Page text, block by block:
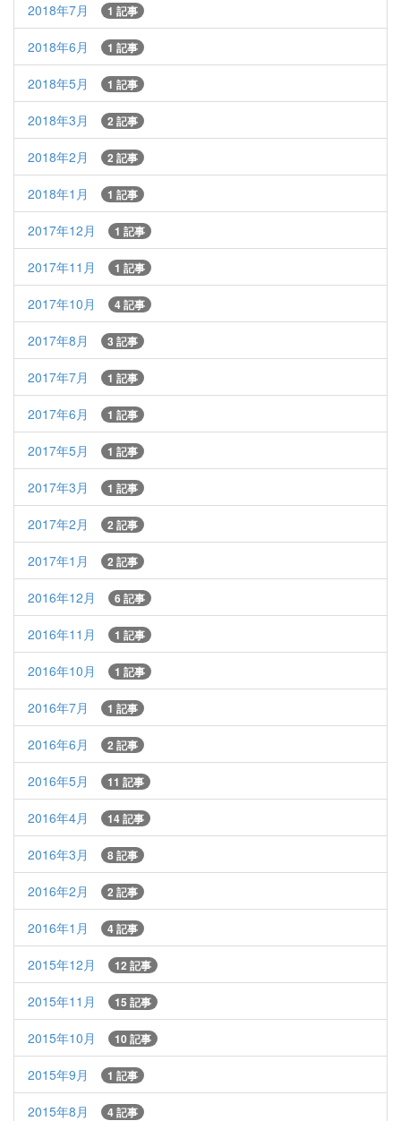
2018年7月 1 記事
2018年6月 1 記事
2018年5月 1 記事
2018年3月 2 記事
2018年2月 2 記事
2018年1月 1 記事
2017年12月 1 記事
2017年11月 1 記事
2017年10月 4 記事
2017年8月 3 記事
2017年7月 1 記事
2017年6月 1 記事
2017年5月 1 記事
2017年3月 1 記事
2017年2月 2 記事
2017年1月 2 記事
2016年12月 6 記事
2016年11月 1 記事
2016年10月 1 記事
2016年7月 1 記事
2016年6月 2 記事
2016年5月 11 記事
2016年4月 14 記事
2016年3月 8 記事
2016年2月 2 記事
2016年1月 4 記事
2015年12月 12 記事
2015年11月 15 記事
2015年10月 10 記事
2015年9月 1 記事
2015年8月 4 記事